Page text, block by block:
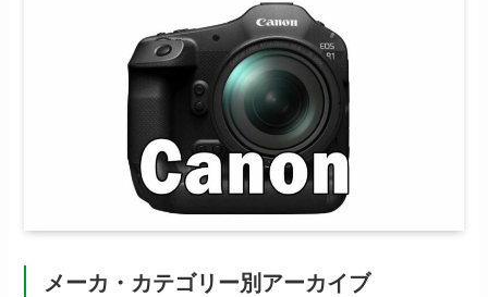
メーカ・カテゴリー別アーカイブ